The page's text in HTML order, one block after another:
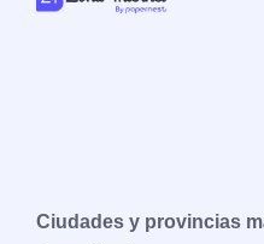
Ciudades y provincias